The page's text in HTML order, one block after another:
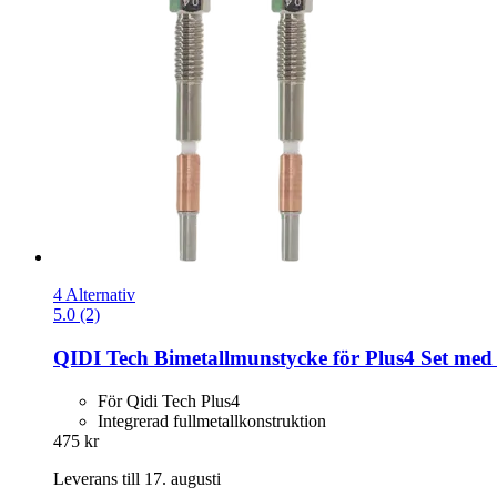
4 Alternativ
5.0 (2)
QIDI Tech Bimetallmunstycke för Plus4 Set
För Qidi Tech Plus4
Integrerad fullmetallkonstruktion
475 kr
Leverans till 17. augusti